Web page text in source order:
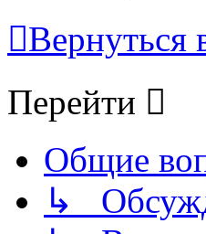
Вернуться
Перейти
Общие
↳